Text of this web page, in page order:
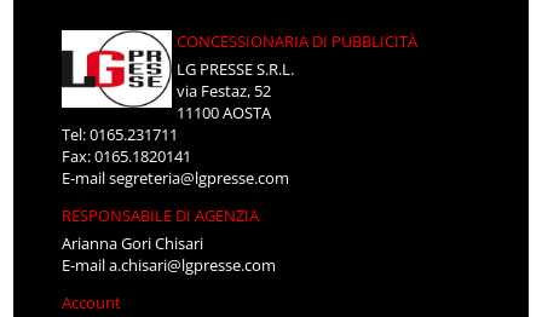
CONCESSIONARIA DI PUBBLICITÀ
LG PRESSE S.R.L.
via Festaz, 52
11100 AOSTA
Tel: 0165.231711
Fax: 0165.1820141
E-mailsegreteria@lgpresse.com
RESPONSABILE DI AGENZIA
Arianna Gori Chisari
E-maila.chisari@lgpresse.com
Account